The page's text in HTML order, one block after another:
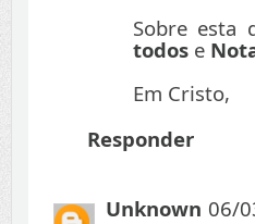
Sobre esta
todos e
Em Cristo,
Responder
Unknown 06/